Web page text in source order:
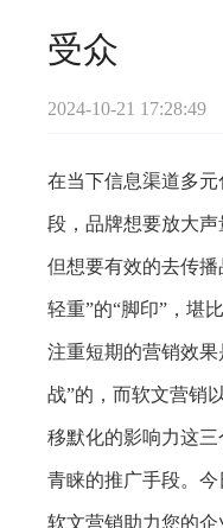
受众
2024-10-21 17:28:49
在当下信息渠道多
段，品牌想要放大声
但想要有效的去传
轻重”的“脚印”，堪
注重短期的营销效果
战”的，而软文营销
移默化的影响力这
青睐的推广手段。
软文营销助力您的企